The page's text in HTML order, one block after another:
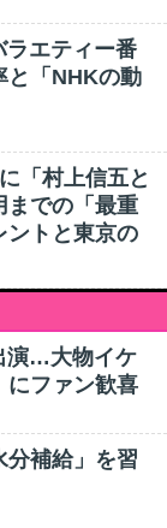
エティー番
と「NHKの動
「村上信五と
までの「最重
ントと東京の
演…大物イケ
にファン歓喜
補給」を習